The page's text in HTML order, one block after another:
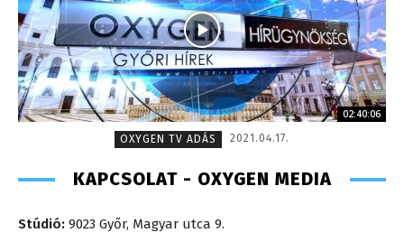
02:40:06
OXYGEN TV ADÁS
2021.04.17.
KAPCSOLAT - OXYGEN MEDIA
Stúdió: 9023 Győr, Magyar utca 9.